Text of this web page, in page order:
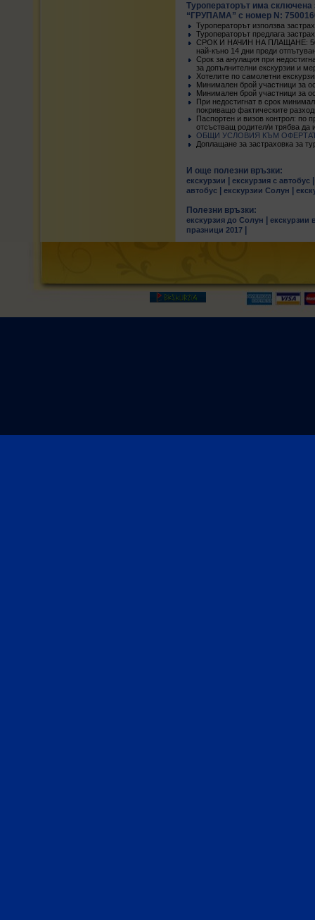
Туроператорът има
“ГРУПАМА” с номер N:
Туроператорът използва
Туроператорът предлага
СРОК И НАЧИН НА ПЛАЩАНЕ: 50
най-къно 14 дни преди
Срок за анулация при
за допълнителни екскурзии и
Хотелите по самолетни
Минимален брой участници за
Минимален брой участници за
При недостигнат в срок
покриващо фактическите
Паспортен и визов контрол: по
отсъстващ родител/и трябва
ОБЩИ УСЛОВИЯ КЪМ
Доплащане за застраховка за
И още полезни връзки:
екскурзии екскурзия с автобус
автобус екскурзии Солун
Полезни връзки:
екскурзия до Солун
екскурзии
празници 2017